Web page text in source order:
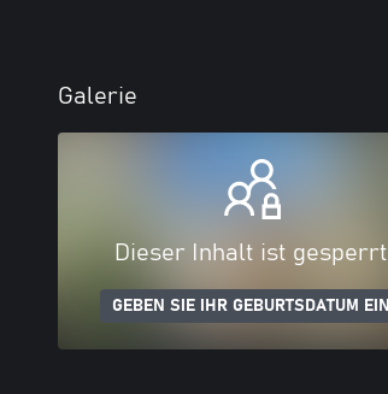
Galerie
Dieser Inhalt ist gesperrt
GEBEN SIE IHR GEBURTSDATUM EIN